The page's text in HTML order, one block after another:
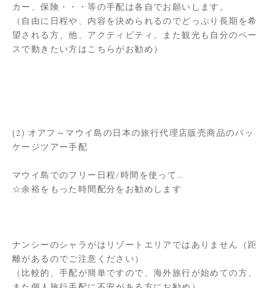
カー、保険・・・等の手配は各自でお願いします。
（自由に日程や、内容を決められるのでどっぷり長期を希
望される方、他、アクティビティ、また観光も自分のペー
スで動きたい方はこちらがお勧め）
(2) オアフ～マウイ島の日本の旅行代理店販売商品のパッ
ケージツアー手配
マウイ島でのフリー日程/時間を使って…
☆余裕をもった時間配分をお勧めします
ナンシーのシャラがはリゾートエリアではありません（距
離があるのでご注意ください）
（比較的、手配が簡単ですので、海外旅行が始めての方、